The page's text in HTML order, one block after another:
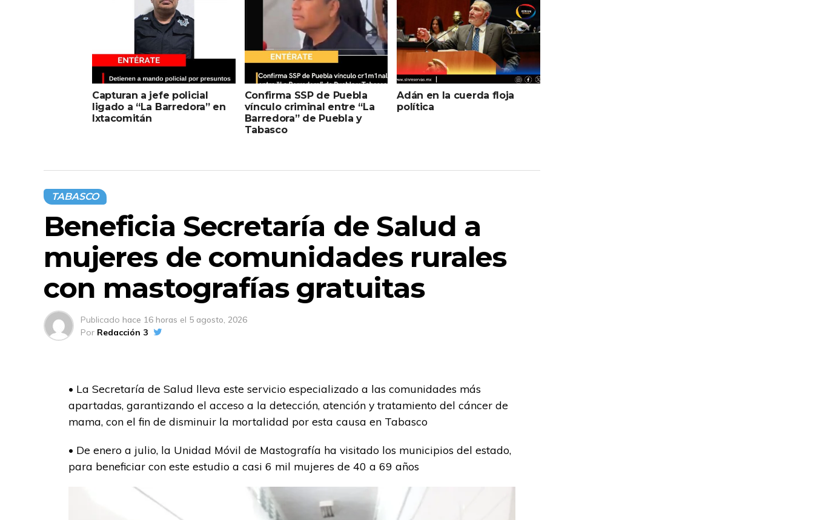
Capturan a jefe policial
ligado a “La Barredora” en
Ixtacomitán
Confirma SSP de Puebla
vínculo criminal entre “La
Barredora” de Puebla y
Tabasco
Adán en la cuerda floja
política
TABASCO
Beneficia Secretaría de Salud a
mujeres de comunidades rurales
con mastografías gratuitas
Publicado hace 16 horas el 5 agosto, 2026
Por Redacción 3
• La Secretaría de Salud lleva este servicio especializado a las comunidades más
apartadas, garantizando el acceso a la detección, atención y tratamiento del cáncer de
mama, con el fin de disminuir la mortalidad por esta causa en Tabasco
• De enero a julio, la Unidad Móvil de Mastografía ha visitado los municipios del estado,
para beneficiar con este estudio a casi 6 mil mujeres de 40 a 69 años